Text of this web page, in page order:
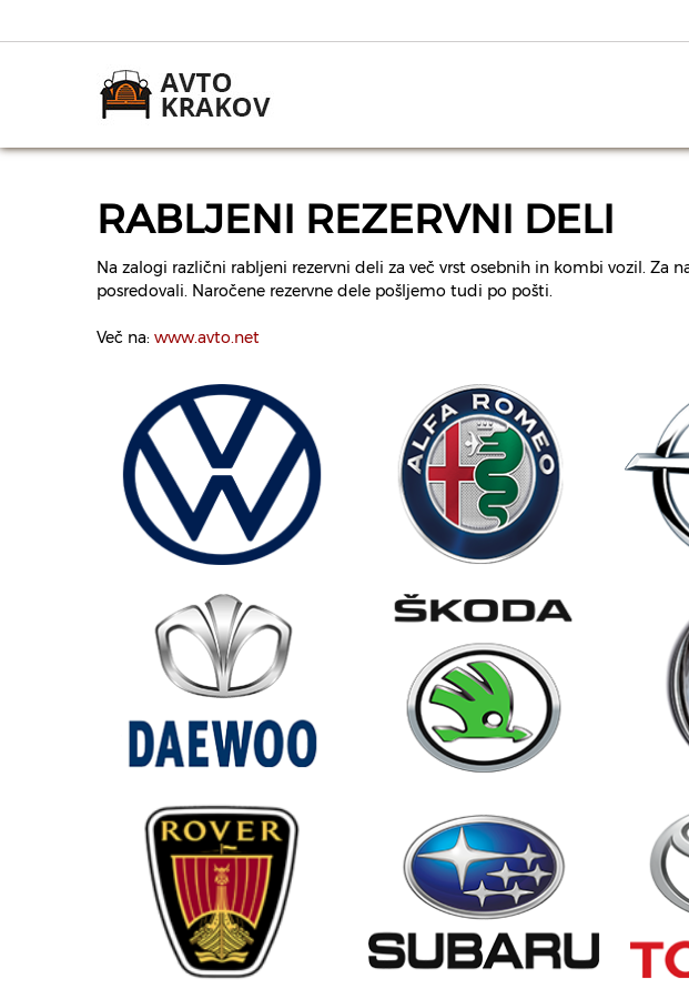
RABLJENI REZERVNI DELI
Na zalogi različni rabljeni rezervni deli za več vrst osebnih in kombi vozil.
posredovali. Naročene rezervne dele pošljemo tudi po pošti.
Več na: www.avto.net